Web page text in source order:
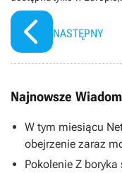
przynajmniej na początku
NASTĘPNY
Najnowsze
W tym miesiącu
obejrzenie zaraz
Pokolenie Z